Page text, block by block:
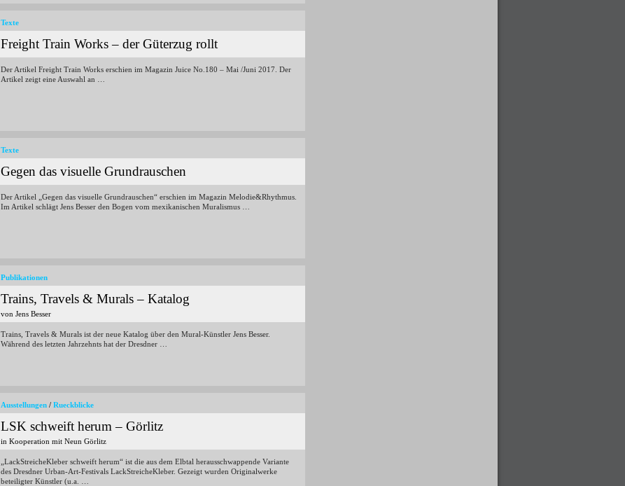
Texte
Freight Train Works – der Güterzug rollt
Der Artikel Freight Train Works erschien im Magazin Juice No.180 – Mai /Juni 2017. Der
Artikel zeigt eine Auswahl an …
Texte
Gegen das visuelle Grundrauschen
Der Artikel „Gegen das visuelle Grundrauschen“ erschien im Magazin Melodie&Rhythmus.
Im Artikel schlägt Jens Besser den Bogen vom mexikanischen Muralismus …
Publikationen
Trains, Travels & Murals – Katalog
von Jens Besser
Trains, Travels & Murals ist der neue Katalog über den Mural-Künstler Jens Besser.
Während des letzten Jahrzehnts hat der Dresdner …
Ausstellungen / Rueckblicke
LSK schweift herum – Görlitz
in Kooperation mit Neun Görlitz
„LackStreicheKleber schweift herum“ ist die aus dem Elbtal herausschwappende Variante
des Dresdner Urban-Art-Festivals LackStreicheKleber. Gezeigt wurden Originalwerke
beteiligter Künstler (u.a. …